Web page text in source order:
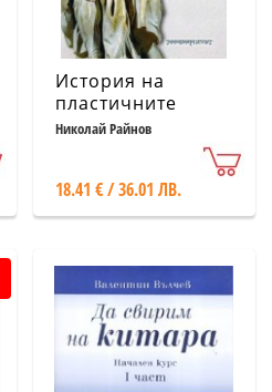
История на
пластичните
изкуства Т.1:
Николай Райнов
18.41 € / 36.01 ЛВ.